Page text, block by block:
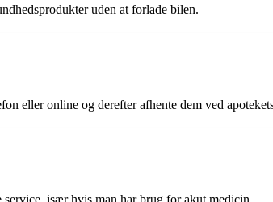
uden at forlade bilen.
eller online og derefter afhente dem ved
især hvis man har brug for akut medicin.